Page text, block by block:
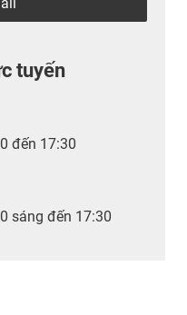
tuyến
đến 17:30
sáng đến 17:30